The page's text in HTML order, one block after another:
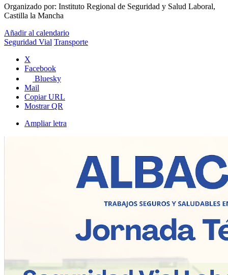
Organizado por: Instituto Regional de Seguridad y Salud Laboral,
Castilla la Mancha​
Añadir al calendario
Seguridad Vial Transporte
X
Facebook
Bluesky
Mail
Copiar URL
Mostrar QR
Ampliar letra